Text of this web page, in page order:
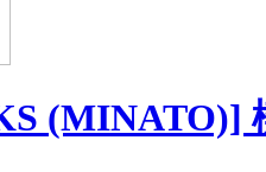
(MINATO)]